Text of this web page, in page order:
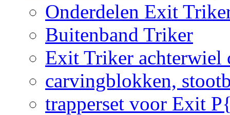
Onderdelen Exit
Buitenband Triker
Exit Triker achterwiel
carvingblokken,
trapperset voor Exit